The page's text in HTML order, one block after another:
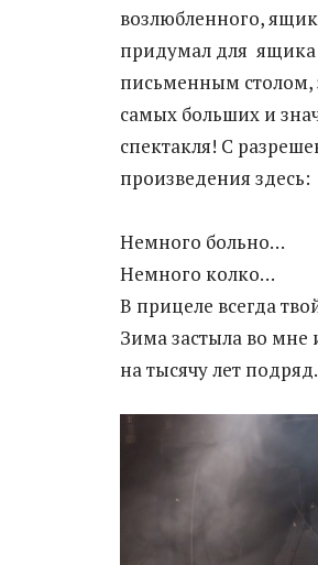
возлюбленного,
придумал для ящика
письменным столом,
самых больших и
спектакля! С
произведения здесь:
Немного больно…
Немного колко…
В прицеле всегда
Зима застыла во мне
на тысячу лет подряд.